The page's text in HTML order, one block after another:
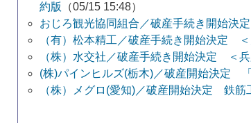
約版
（05/15 15:48）
おじろ観光協同組合／破産手続き開始決
（有）松本精工／破産手続き開始決定 ＜
（株）水交社／破産手続き開始決定 ＜兵
(株)パインヒルズ(栃木)／破産開始決定
（株）メグロ(愛知)／破産開始決定 鉄